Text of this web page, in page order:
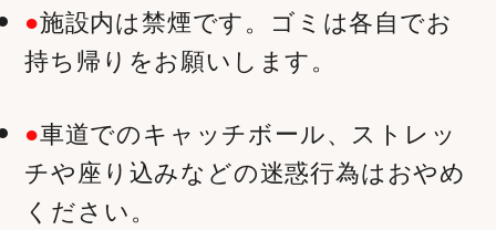
施設内は禁煙です。ゴミは各自でお
持ち帰りをお願いします。
車道でのキャッチボール、ストレッ
チや座り込みなどの迷惑行為はおやめ
ください。